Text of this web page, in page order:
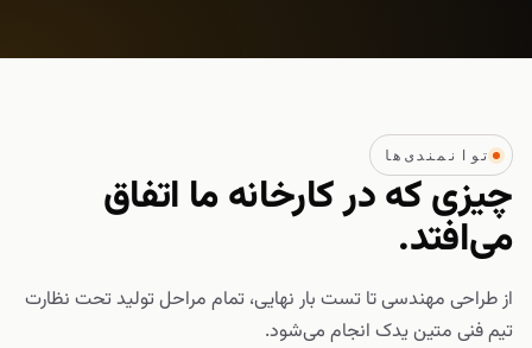
توانمندی‌ها
چیزی که در کارخانه ما اتفاق
می‌افتد.
از طراحی مهندسی تا تست بار نهایی، تمام مراحل تولید تحت نظارت
تیم فنی متین یدک انجام می‌شود.